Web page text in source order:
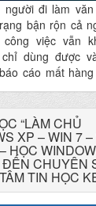
người đi làm
bận rộn cả
việc vẫn
dùng được
cáo mất
rối,
người chậm
thu nhập. Hiểu
Trung tâm Tin
Khoá học Tin
cao với lộ
“LÀM CHỦ
XP – WIN 7
HỌC
CHUYÊN
TIN HỌC